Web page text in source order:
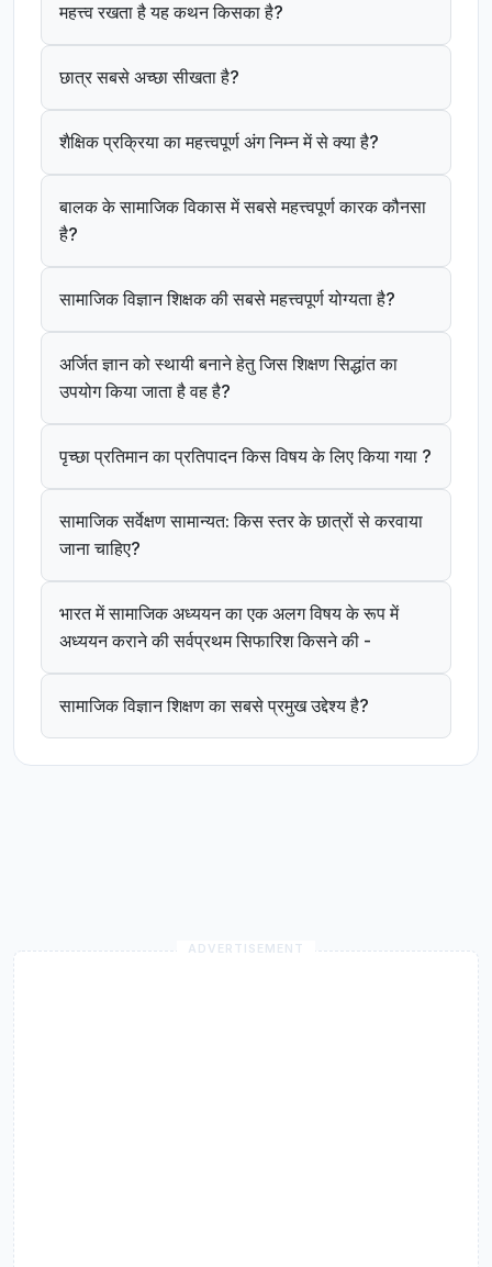
महत्त्व रखता है यह कथन किसका है?
छात्र सबसे अच्छा सीखता है?
शैक्षिक प्रक्रिया का महत्त्वपूर्ण अंग निम्न में से क्या है?
बालक के सामाजिक विकास में सबसे महत्त्वपूर्ण कारक कौनसा
है?
सामाजिक विज्ञान शिक्षक की सबसे महत्त्वपूर्ण योग्यता है?
अर्जित ज्ञान को स्थायी बनाने हेतु जिस शिक्षण सिद्धांत का
उपयोग किया जाता है वह है?
पृच्छा प्रतिमान का प्रतिपादन किस विषय के लिए किया गया ?
सामाजिक सर्वेक्षण सामान्यत: किस स्तर के छात्रों से करवाया
जाना चाहिए?
भारत में सामाजिक अध्ययन का एक अलग विषय के रूप में
अध्ययन कराने की सर्वप्रथम सिफारिश किसने की -
सामाजिक विज्ञान शिक्षण का सबसे प्रमुख उद्देश्य है?